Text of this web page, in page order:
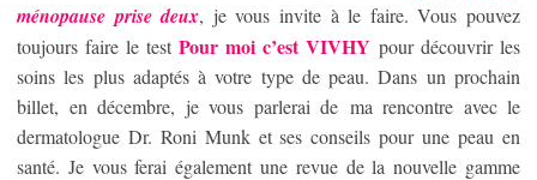
ménopause prise deux, je vous invite à le faire. Vous pouvez
toujours faire le test Pour moi c’est VIVHY pour découvrir les
soins les plus adaptés à votre type de peau. Dans un prochain
billet, en décembre, je vous parlerai de ma rencontre avec le
dermatologue Dr. Roni Munk et ses conseils pour une peau en
santé. Je vous ferai également une revue de la nouvelle gamme